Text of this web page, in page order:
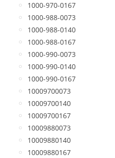
1000-970-0167
1000-988-0073
1000-988-0140
1000-988-0167
1000-990-0073
1000-990-0140
1000-990-0167
10009700073
10009700140
10009700167
10009880073
10009880140
10009880167